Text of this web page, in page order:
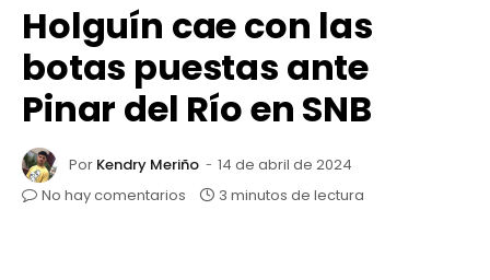
Holguín cae con las
botas puestas ante
Pinar del Río en SNB
Por Kendry Meriño
14 de abril de 2024
No hay comentarios
3 minutos de lectura